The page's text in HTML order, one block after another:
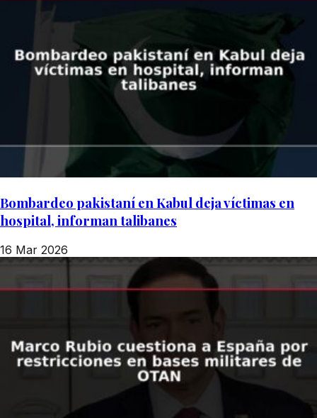
Bombardeo pakistaní en Kabul deja víctimas en
hospital, informan talibanes
16 Mar 2026